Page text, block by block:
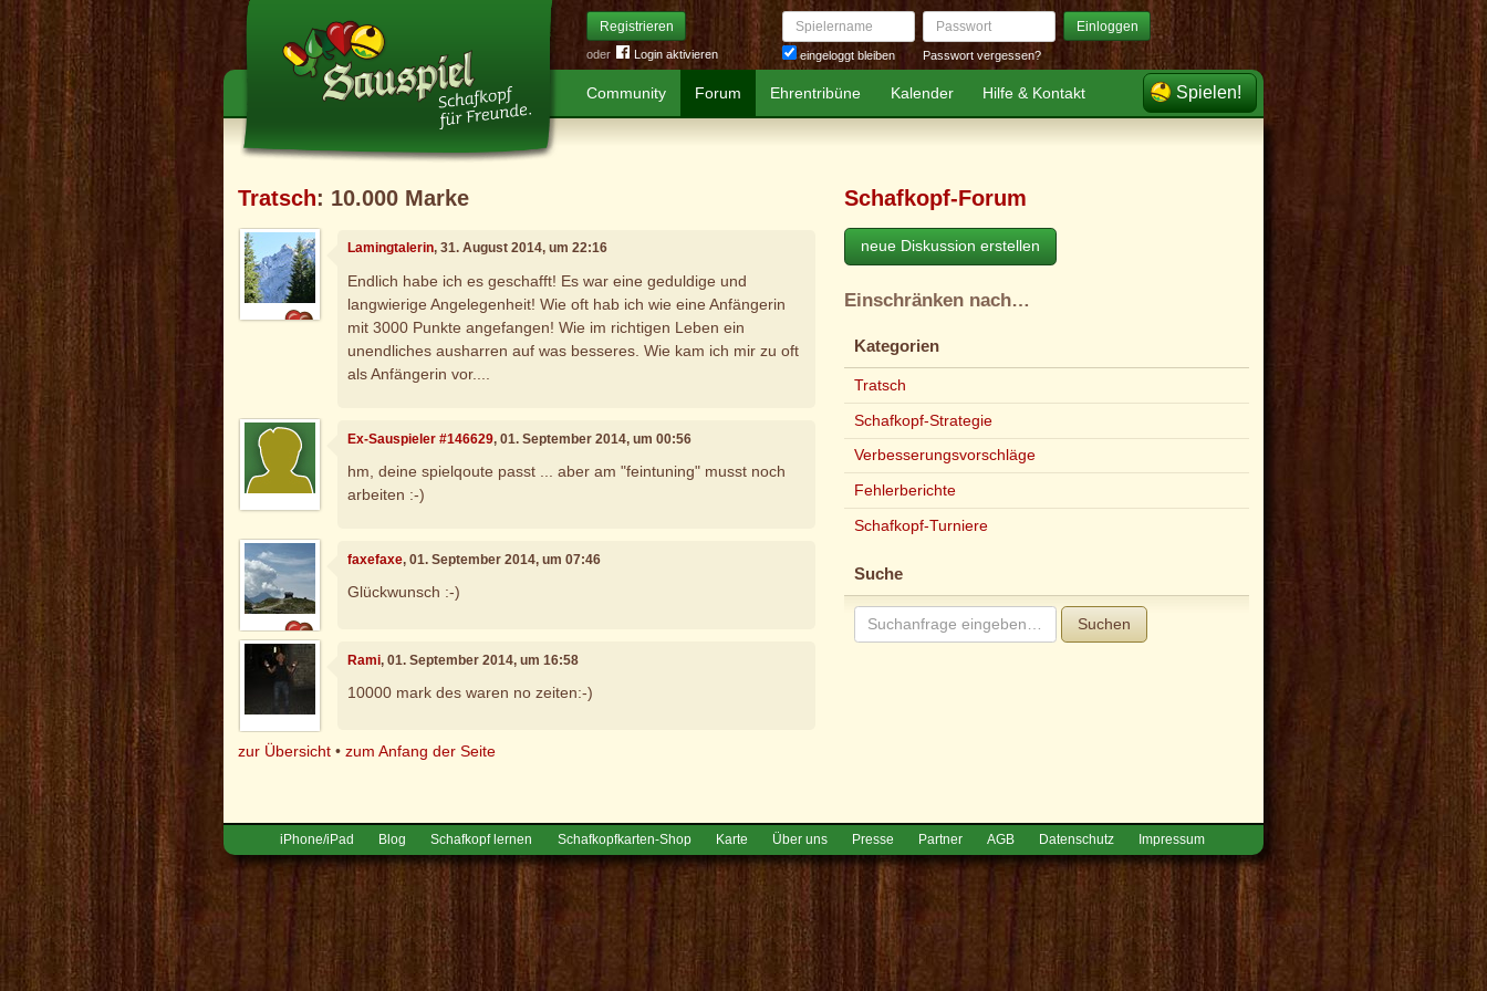
Registrieren
oder Login aktivieren
Spielername
eingeloggt bleiben
Passwort Einloggen
Passwort vergessen?
Community Forum Ehrentribüne Kalender Hilfe & Kontakt Spielen!
Tratsch: 10.000 Marke
Lamingtalerin, 31. August 2014, um 22:16
Endlich habe ich es geschafft! Es war eine geduldige und
langwierige Angelegenheit! Wie oft hab ich wie eine Anfängerin
mit 3000 Punkte angefangen! Wie im richtigen Leben ein
unendliches ausharren auf was besseres. Wie kam ich mir zu oft
als Anfängerin vor....
Ex-Sauspieler #146629, 01. September 2014, um 00:56
hm, deine spielqoute passt ... aber am "feintuning" musst noch
arbeiten :-)
faxefaxe, 01. September 2014, um 07:46
Glückwunsch :-)
Rami, 01. September 2014, um 16:58
10000 mark des waren no zeiten:-)
zur Übersicht •zum Anfang der Seite
Schafkopf-Forum
neue Diskussion erstellen
Einschränken nach…
Kategorien
Tratsch
Schafkopf-Strategie
Verbesserungsvorschläge
Fehlerberichte
Schafkopf-Turniere
Suche
Suchen
iPhone/iPad Blog Schafkopf lernen Schafkopfkarten-Shop Karte Über uns Presse Partner AGB Datenschutz Impressum